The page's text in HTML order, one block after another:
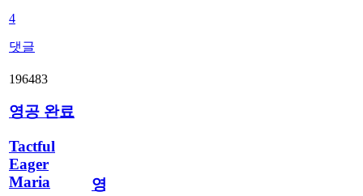
4
댓글
196483
영공 완료
Tactful
Eager
Maria
영